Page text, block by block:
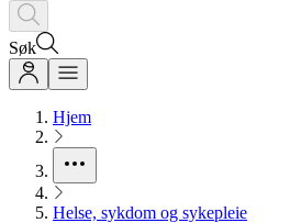
Søk
Hjem
Helse, sykdom og sykepleie